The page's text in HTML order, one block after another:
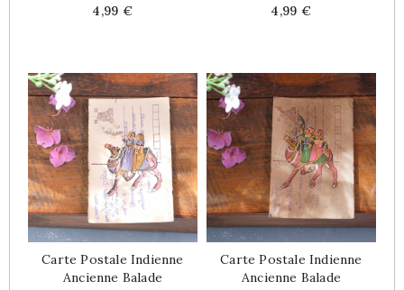
Price
4,99 €
Price
4,99 €
Carte Postale Indienne
Ancienne Balade
Carte Postale Indienne
Ancienne Balade